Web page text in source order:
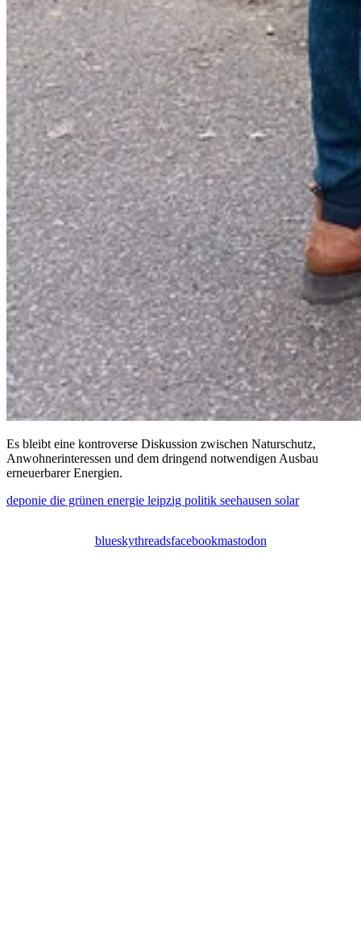
Es bleibt eine kontroverse Diskussion zwischen Naturschutz,
Anwohnerinteressen und dem dringend notwendigen Ausbau
erneuerbarer Energien.
deponie die grünen energie leipzig politik seehausen solar
blueskythreadsfacebookmastodon